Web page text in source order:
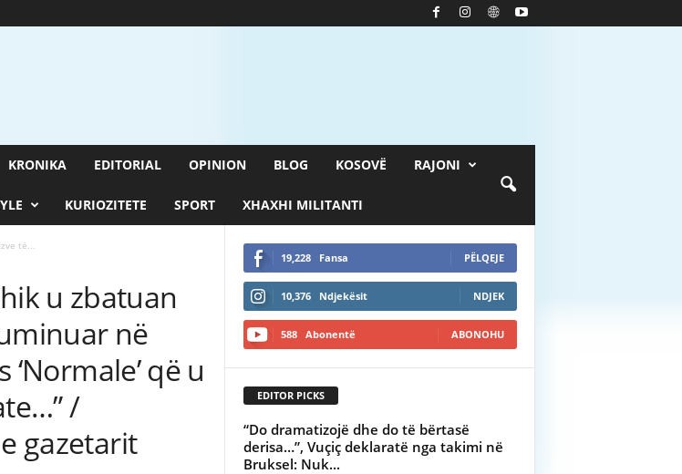
KRONIKA EDITORIAL OPINION BLOG KOSOVË RAJONI
KURIOZITETE SPORT XHAXHI MILITANTI
të...
u zbatuan
në
që u
/
gazetarit
19,228 Fansa PËLQEJE
10,376 Ndjekësit NDJEK
588 Abonentë ABONOHU
EDITOR PICKS
“Do dramatizojë dhe do të bërtasë
derisa…”, Vuçiç deklaratë nga takimi në
Bruksel: Nuk...